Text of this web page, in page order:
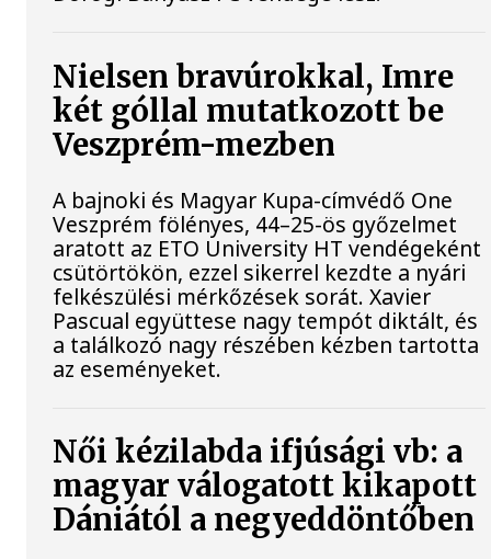
Nielsen bravúrokkal, Imre
két góllal mutatkozott be
Veszprém-mezben
A bajnoki és Magyar Kupa-címvédő One
Veszprém fölényes, 44–25-ös győzelmet
aratott az ETO University HT vendégeként
csütörtökön, ezzel sikerrel kezdte a nyári
felkészülési mérkőzések sorát. Xavier
Pascual együttese nagy tempót diktált, és
a találkozó nagy részében kézben tartotta
az eseményeket.
Női kézilabda ifjúsági vb: a
magyar válogatott kikapott
Dániától a negyeddöntőben